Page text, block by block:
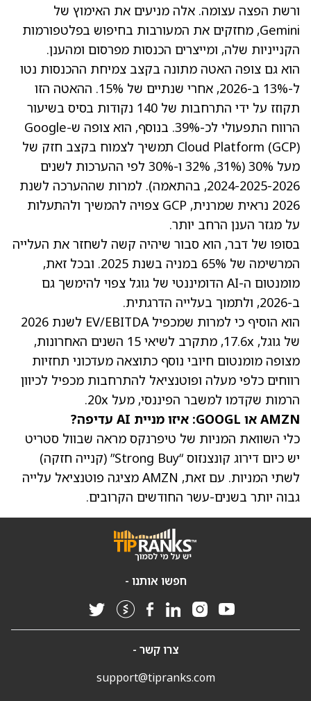
ורשת הפצה עצומה. אלה מניעים את האימוץ של
Gemini, מחזקים את המעורבות בחיפוש בפלטפורמות
הקנייניות שלה, ומייצרים הכנסות מפרסום ומהענן.
הוא גם צופה האטה מתונה בקצב צמיחת ההכנסות נטו
ל-13% ב-2026, אחרי שנתיים של 15%. ההאטה הזו
תקוזז על ידי התרחבות של 140 נקודות בסיס בשיעור
הרווח התפעולי לכ-39%. בנוסף, הוא צופה ש-Google
Cloud Platform (GCP) תמשיך לצמוח בקצב חזק של
מעל 30% (31%, 32% ו-30% לפי ההערכות לשנים
2024-2025-2026, בהתאמה). למרות שההערכה לשנת
2026 נראית שמרנית, GCP צפויה להמשיך ולהתעלות
על מגזר הענן הרחב יותר.
בסופו של דבר, הוא סבור שיהיה קשה לשחזר את העלייה
המרשימה של 65% במניה בשנת 2025. ובכל זאת,
מומנטום ה-AI הדומיננטי של גוגל צפוי להימשך גם
ב-2026, ולתמוך בעלייה הדרגתית.
הוא הוסיף כי למרות שמכפיל EV/EBITDA לשנת 2026
של גוגל, 17.6x, מתקרב לשיאי 15 השנים האחרונות,
מצופה מומנטום חיובי נוסף כתוצאה מעדכוני תחזיות
רווחים כלפי מעלה ופוטנציאל להתרחבות מכפיל לכיוון
הרמות שקדמו למשבר הפיננסי, מעל 20x.
AMZN או GOOGL: איזו מניית AI עדיפה?
כלי השוואת המניות של טיפרנקס מראה שבוול סטריט
יש כיום דירוג קונצנזוס “Strong Buy” (קנייה חזקה)
לשתי המניות. עם זאת,
AMZN מציגה פוטנציאל עלייה
גבוה יותר בשנים-עשר החודשים הקרובים.
חפשו אותנו -
צרו קשר -
support@tipranks.com